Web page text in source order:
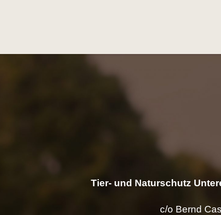
Tier- und Naturschutz
c/o Bernd